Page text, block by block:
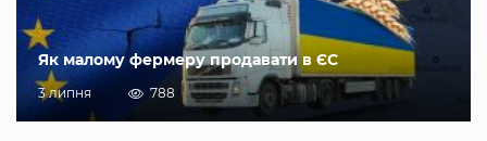
Як малому фермеру продавати в ЄС
3 липня 788